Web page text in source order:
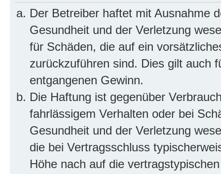
Der Betreiber haftet mit Ausnahme
Gesundheit und der Verletzung
für Schäden, die auf ein
zurückzuführen sind. Dies gilt auch
entgangenen Gewinn.
Die Haftung ist gegenüber
fahrlässigem Verhalten oder bei
Gesundheit und der Verletzung
die bei Vertragsschluss
Höhe nach auf die